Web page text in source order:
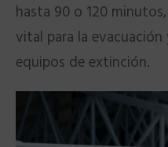
hasta 90 o 120
vital para la
equipos de extinción.